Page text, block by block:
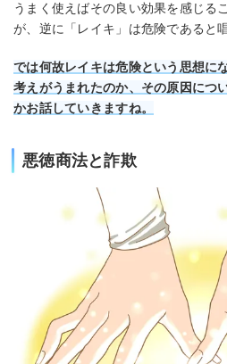
うまく使えばその良い効果を感じる
が、逆に「レイキ」は危険であると
では何故レイキは危険という思想に
考えがうまれたのか、その原因につ
かお話していきますね。
悪徳商法と詐欺